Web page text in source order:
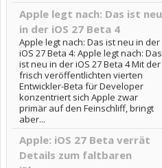
Apple legt nach: Das ist neu
in der iOS 27 Beta 4
Apple legt nach: Das ist neu in der
iOS 27 Beta 4: Apple legt nach: Das
ist neu in der iOS 27 Beta 4 Mit der
frisch veröffentlichten vierten
Entwickler-Beta für Developer
konzentriert sich Apple zwar
primär auf den Feinschliff, bringt
aber...
Apple: iOS 27 Beta verrät
Details zum faltbaren